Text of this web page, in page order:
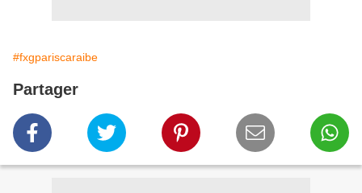
#fxgpariscaraibe
Partager